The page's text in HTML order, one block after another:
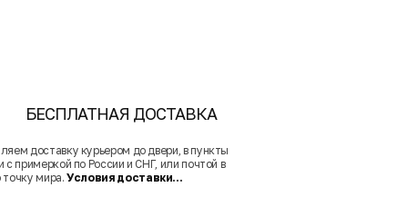
БЕСПЛАТНАЯ ДОСТАВКА
доставку курьером до двери, в пункты
с примеркой по России и СНГ, или почтой в
мира.Условия доставки...